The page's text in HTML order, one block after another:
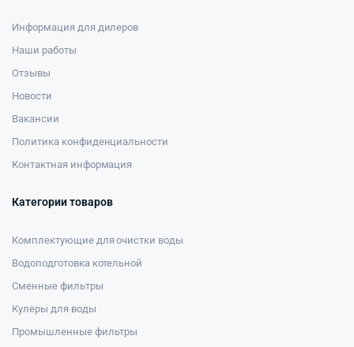
Информация для дилеров
Наши работы
Отзывы
Новости
Вакансии
Политика конфиденциальности
Контактная информация
Категории товаров
Комплектующие для очистки воды
Водоподготовка котельной
Сменные фильтры
Кулеры для воды
Промышленные фильтры